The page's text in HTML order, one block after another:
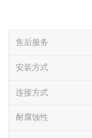
售后服务
安装方式
连接方式
耐腐蚀性